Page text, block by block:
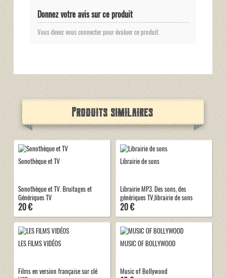
Donnez votre avis sur ce produit
Vous devez vous connecter pour évaluer ce produit.
Produits similaires
Sonothèque et TV
Sonothèque et TV. Bruitages et
Génériques TV
20 €
Librairie de sons
Librairie MP3. Des sons, des
génériques TV,librairie de sons
20 €
LES FILMS VIDÉOS
Films en version française sur clé
MUSIC OF BOLLYWOOD
Music of Bollywood